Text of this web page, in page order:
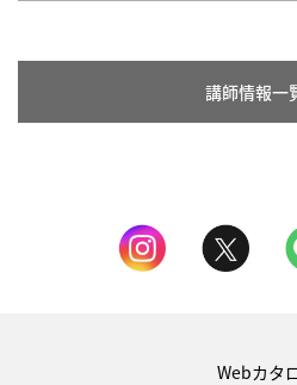
講師情報一
Webカタ